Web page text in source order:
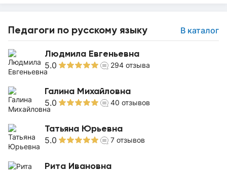
Педагоги по русскому языку В каталог
Людмила Евгеньевна
5.0 294 отзыва
Галина Михайловна
5.0 40 отзывов
Татьяна Юрьевна
5.0 7 отзывов
Рита Ивановна